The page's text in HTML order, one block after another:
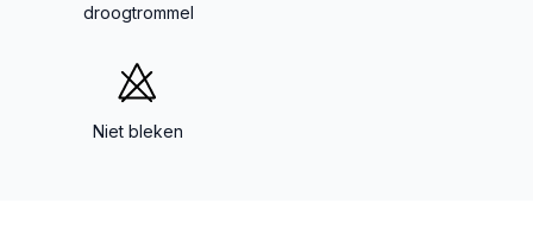
droogtrommel
Niet bleken